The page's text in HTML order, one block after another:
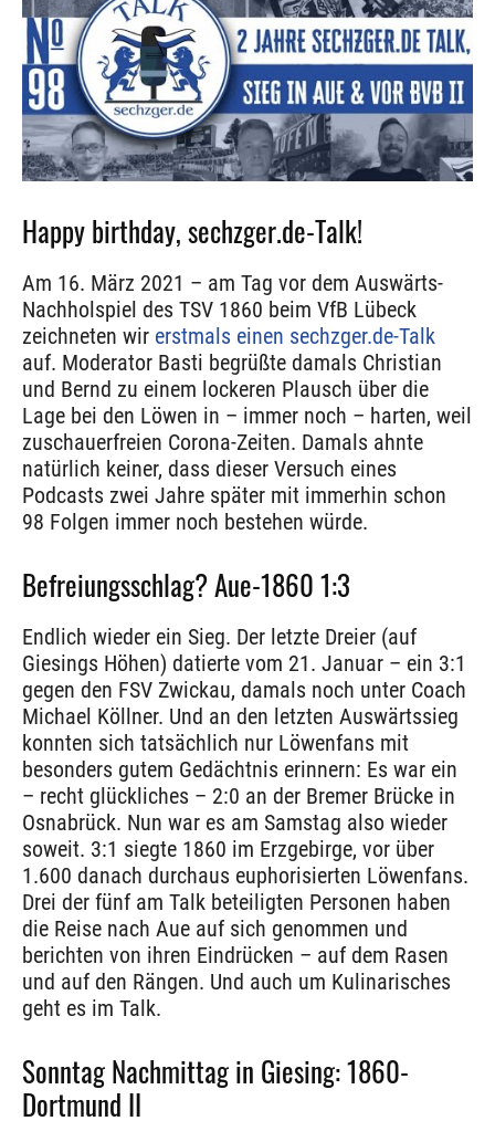
Happy birthday, sechzger.de-Talk!
Am 16. März 2021 – am Tag vor dem Auswärts-
Nachholspiel des TSV 1860 beim VfB Lübeck
zeichneten wir erstmals einen sechzger.de-Talk
auf. Moderator Basti begrüßte damals Christian
und Bernd zu einem lockeren Plausch über die
Lage bei den Löwen in – immer noch – harten, weil
zuschauerfreien Corona-Zeiten. Damals ahnte
natürlich keiner, dass dieser Versuch eines
Podcasts zwei Jahre später mit immerhin schon
98 Folgen immer noch bestehen würde.
Befreiungsschlag? Aue-1860 1:3
Endlich wieder ein Sieg. Der letzte Dreier (auf
Giesings Höhen) datierte vom 21. Januar – ein 3:1
gegen den FSV Zwickau, damals noch unter Coach
Michael Köllner. Und an den letzten Auswärtssieg
konnten sich tatsächlich nur Löwenfans mit
besonders gutem Gedächtnis erinnern: Es war ein
– recht glückliches – 2:0 an der Bremer Brücke in
Osnabrück. Nun war es am Samstag also wieder
soweit. 3:1 siegte 1860 im Erzgebirge, vor über
1.600 danach durchaus euphorisierten Löwenfans.
Drei der fünf am Talk beteiligten Personen haben
die Reise nach Aue auf sich genommen und
berichten von ihren Eindrücken – auf dem Rasen
und auf den Rängen. Und auch um Kulinarisches
geht es im Talk.
Sonntag Nachmittag in Giesing: 1860-
Dortmund II